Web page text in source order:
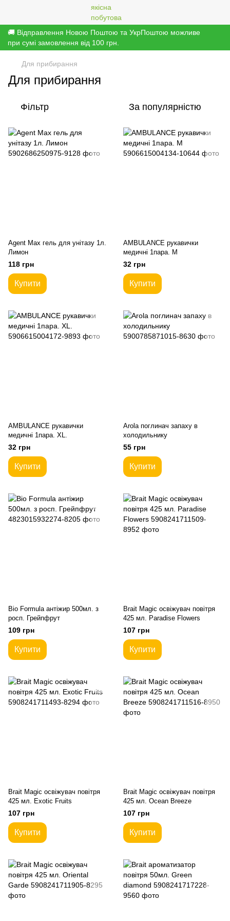
🚚 Відправлення Новою Поштою та УкрПоштою можливе
при сумі замовлення від 100 грн.
Для прибирання
Для прибирання
Фільтр За популярністю
Agent Max гель для унітазу 1л.
Лимон
118 грн
Купити
AMBULANCE рукавички
медичні 1пара. M
32 грн
Купити
AMBULANCE рукавички
медичні 1пара. XL.
32 грн
Купити
Arola поглинач запаху в
холодильнику
55 грн
Купити
Bio Formula антіжир 500мл. з
росп. Грейпфрут
109 грн
Купити
Brait Magic освіжувач повітря
425 мл. Paradise Flowers
107 грн
Купити
Brait Magic освіжувач повітря
425 мл. Exotic Fruits
107 грн
Купити
Brait Magic освіжувач повітря
425 мл. Ocean Breeze
107 грн
Купити